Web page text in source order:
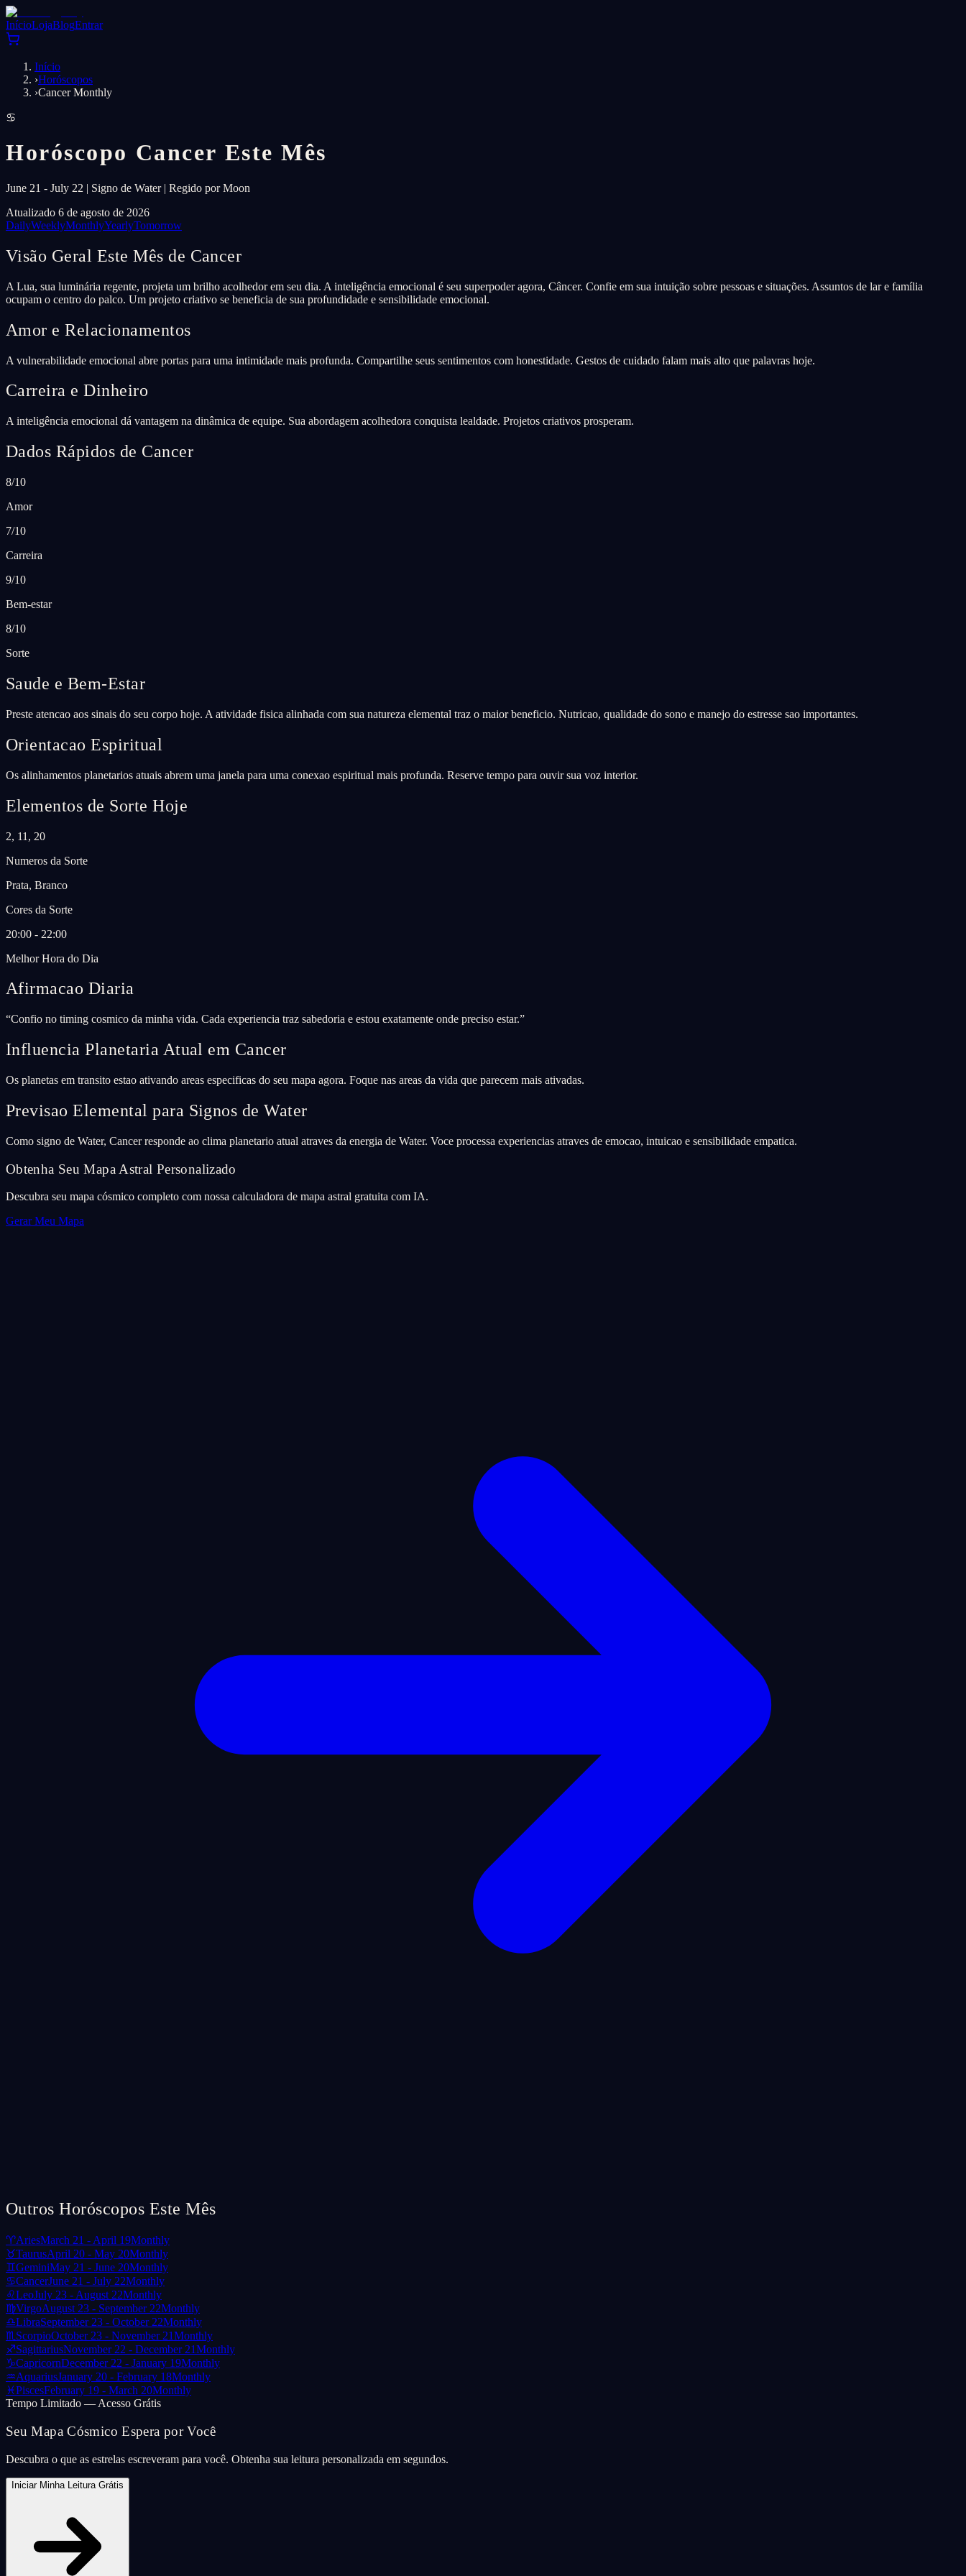
InícioLojaBlogEntrar
Início
›Horóscopos
›Cancer Monthly
♋
Horóscopo Cancer Este Mês
June 21 - July 22 | Signo de Water | Regido por Moon
Atualizado 6 de agosto de 2026
DailyWeeklyMonthlyYearlyTomorrow
Visão Geral Este Mês de Cancer
A Lua, sua luminária regente, projeta um brilho acolhedor em seu dia. A inteligência emocional é seu superpoder agora, Câncer. Confie em sua intuição sobre pessoas e situações. Assuntos de lar e família
ocupam o centro do palco. Um projeto criativo se beneficia de sua profundidade e sensibilidade emocional.
Amor e Relacionamentos
A vulnerabilidade emocional abre portas para uma intimidade mais profunda. Compartilhe seus sentimentos com honestidade. Gestos de cuidado falam mais alto que palavras hoje.
Carreira e Dinheiro
A inteligência emocional dá vantagem na dinâmica de equipe. Sua abordagem acolhedora conquista lealdade. Projetos criativos prosperam.
Dados Rápidos de Cancer
8/10
Amor
7/10
Carreira
9/10
Bem-estar
8/10
Sorte
Saude e Bem-Estar
Preste atencao aos sinais do seu corpo hoje. A atividade fisica alinhada com sua natureza elemental traz o maior beneficio. Nutricao, qualidade do sono e manejo do estresse sao importantes.
Orientacao Espiritual
Os alinhamentos planetarios atuais abrem uma janela para uma conexao espiritual mais profunda. Reserve tempo para ouvir sua voz interior.
Elementos de Sorte Hoje
2, 11, 20
Numeros da Sorte
Prata, Branco
Cores da Sorte
20:00 - 22:00
Melhor Hora do Dia
Afirmacao Diaria
“Confio no timing cosmico da minha vida. Cada experiencia traz sabedoria e estou exatamente onde preciso estar.”
Influencia Planetaria Atual em Cancer
Os planetas em transito estao ativando areas especificas do seu mapa agora. Foque nas areas da vida que parecem mais ativadas.
Previsao Elemental para Signos de Water
Como signo de Water, Cancer responde ao clima planetario atual atraves da energia de Water. Voce processa experiencias atraves de emocao, intuicao e sensibilidade empatica.
Obtenha Seu Mapa Astral Personalizado
Descubra seu mapa cósmico completo com nossa calculadora de mapa astral gratuita com IA.
Gerar Meu Mapa
Outros Horóscopos Este Mês
♈AriesMarch 21 - April 19Monthly
♉TaurusApril 20 - May 20Monthly
♊GeminiMay 21 - June 20Monthly
♋CancerJune 21 - July 22Monthly
♌LeoJuly 23 - August 22Monthly
♍VirgoAugust 23 - September 22Monthly
♎LibraSeptember 23 - October 22Monthly
♏ ScorpioOctober 23 - November 21Monthly
♐SagittariusNovember 22 - December 21Monthly
♑CapricornDecember 22 - January 19Monthly
♒AquariusJanuary 20 - February 18Monthly
♓PiscesFebruary 19 - March 20Monthly
Tempo Limitado — Acesso Grátis
Seu Mapa Cósmico Espera por Você
Descubra o que as estrelas escreveram para você. Obtenha sua leitura personalizada em segundos.
Iniciar Minha Leitura Grátis